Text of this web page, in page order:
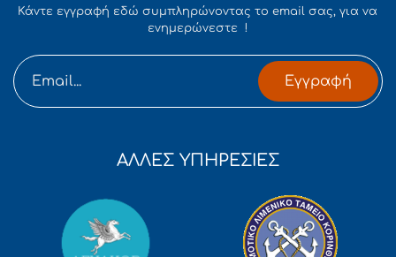
Κάντε εγγραφή εδώ συμπληρώνοντας το email σας, για να
ενημερώνεστε !
Εγγραφή
ΑΛΛΕΣ ΥΠΗΡΕΣΙΕΣ